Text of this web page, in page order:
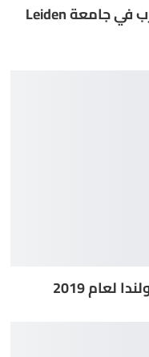
منح ماجستير مجانية للطلاب العرب في جامعة Leiden